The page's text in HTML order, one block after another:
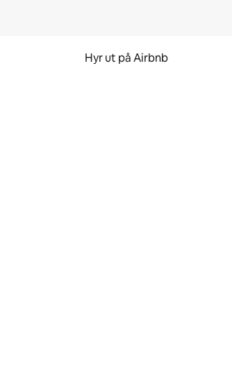
Hyr ut på Airbnb